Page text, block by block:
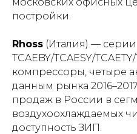
постройки.
Rhoss (Италия) — серии
TCAEBY/TCAESY/
компрессоры, четыре
данным рынка
продаж в России в
воздухоохлаждаемых
доступность ЗИП.